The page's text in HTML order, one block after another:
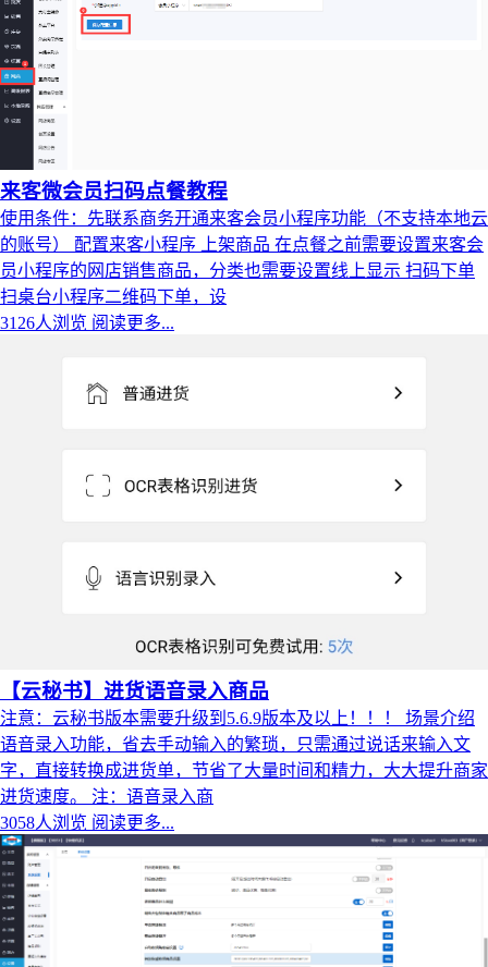
来客微会员扫码点餐教程
使用条件：先联系商务开通来客会员小程序功能（不支持本地云
的账号） 配置来客小程序 上架商品 在点餐之前需要设置来客会
员小程序的网店销售商品，分类也需要设置线上显示 扫码下单
扫桌台小程序二维码下单，设
3126人浏览 阅读更多...
【云秘书】进货语音录入商品
注意：云秘书版本需要升级到5.6.9版本及以上！！！ 场景介绍
语音录入功能，省去手动输入的繁琐，只需通过说话来输入文
字，直接转换成进货单，节省了大量时间和精力，大大提升商家
进货速度。 注：语音录入商
3058人浏览 阅读更多...